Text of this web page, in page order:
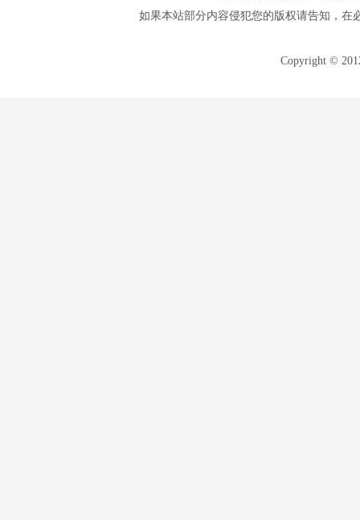
如果本站部分内容侵犯您的版权请告知，在
Copyright ©